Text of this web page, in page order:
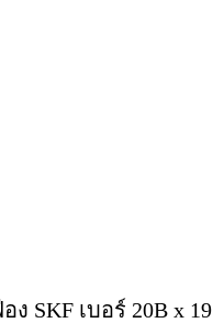
ง SKF เบอร์ 20B x 19